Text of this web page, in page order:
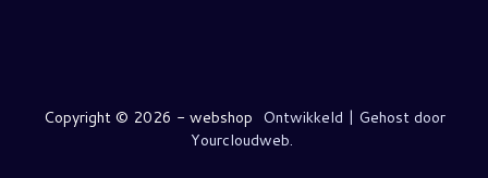
Copyright © 2026 - webshop Ontwikkeld | Gehost door
Yourcloudweb.